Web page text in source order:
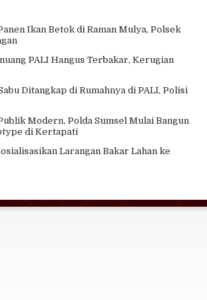
Ikan Betok di Raman Mulya, Polsek
PALI Hangus Terbakar, Kerugian
Ditangkap di Rumahnya di PALI, Polisi
Modern, Polda Sumsel Mulai Bangun
di Kertapati
Larangan Bakar Lahan ke